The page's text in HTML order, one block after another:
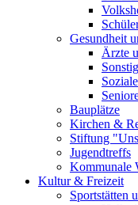
Gesundheit
Ärzte
Bauplätze
Kirchen &
Stiftung
Jugendtreffs
Kommunale
Kultur & Freizeit
Sportstätten